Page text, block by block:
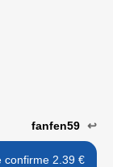
fanfen59 ↩
confirme 2.39 €